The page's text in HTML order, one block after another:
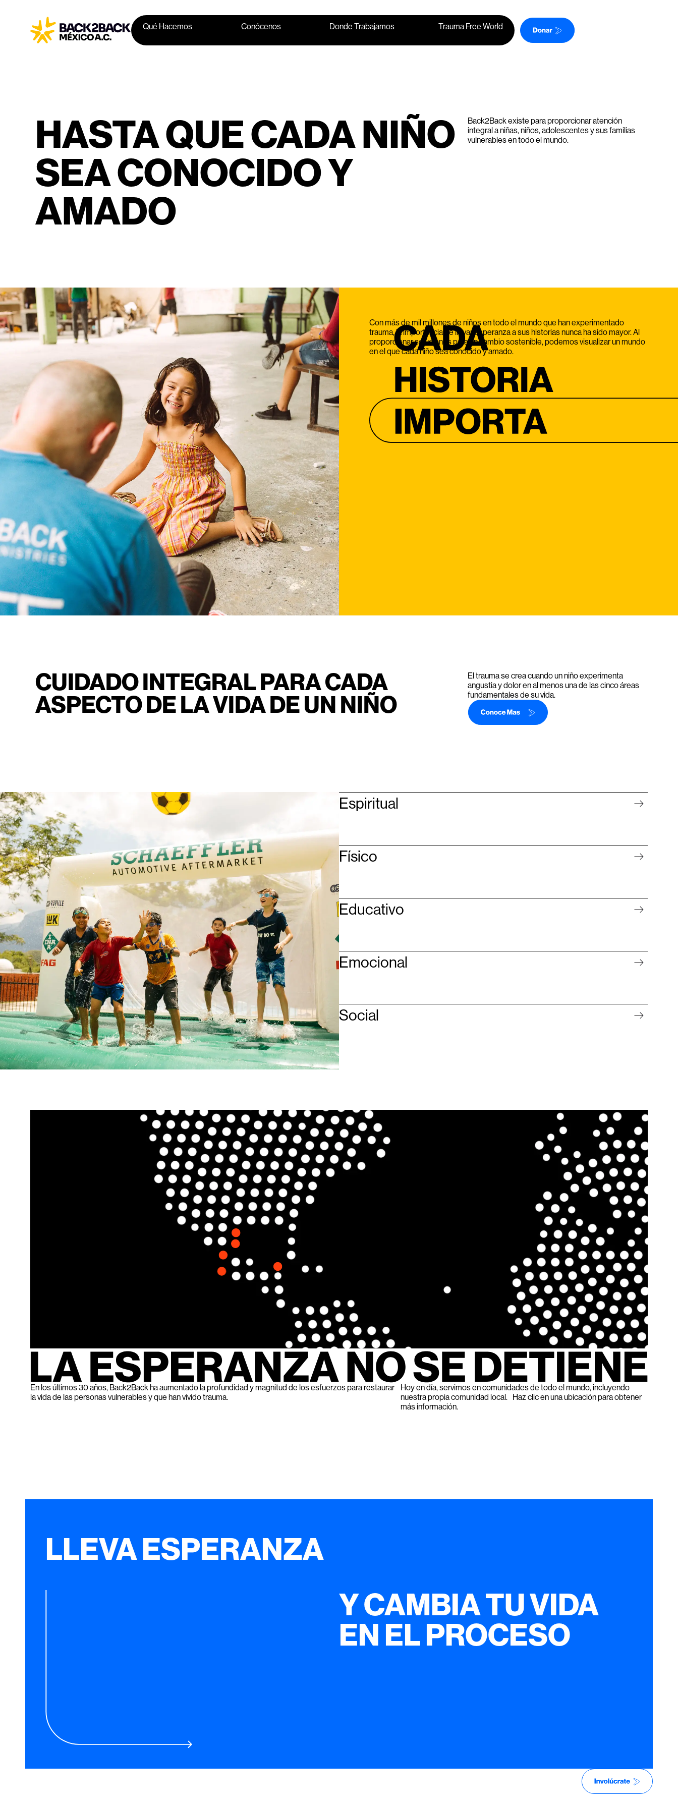
Qué Hacemos Conócenos Donde Trabajamos Trauma Free World
HASTA QUE CADA NIÑO
SEA CONOCIDO Y
AMADO
Back2Back existe para proporcionar atención
integral a niñas, niños, adolescentes y sus familias
vulnerables en todo el mundo.
Con más de mil millones de niños en todo el mundo que han experimentado
trauma, la importancia de llevar esperanza a sus historias nunca ha sido mayor. Al
proporcionar soluciones para un cambio sostenible, podemos visualizar un mundo
en el que cada niño sea conocido y amado.
CUIDADO INTEGRAL PARA CADA
ASPECTO DE LA VIDA DE UN NIÑO
El trauma se crea cuando un niño experimenta
angustia y dolor en al menos una de las cinco áreas
fundamentales de su vida.
Espiritual
Físico
Educativo
Emocional
Social
Monterrey, Nuevo León
Cancún, Quintana Roo
En los últimos 30 años, Back2Back ha aumentado la profundidad y magnitud de los esfuerzos para restaurar
la vida de las personas vulnerables y que han vivido trauma.
Hoy en día, servimos en comunidades de todo el mundo, incluyendo
nuestra propia comunidad local. Haz clic en una ubicación para obtener
más información.
LLEVA ESPERANZA
Y CAMBIA TU VIDA
EN EL PROCESO